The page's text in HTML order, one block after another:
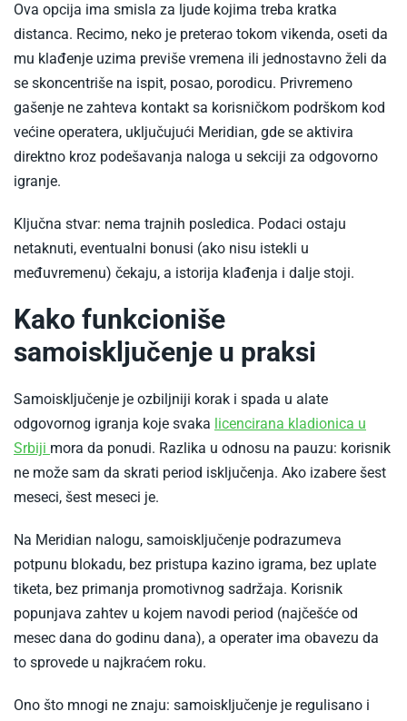
Ova opcija ima smisla za ljude kojima treba kratka
distanca. Recimo, neko je preterao tokom vikenda, oseti da
mu klađenje uzima previše vremena ili jednostavno želi da
se skoncentriše na ispit, posao, porodicu. Privremeno
gašenje ne zahteva kontakt sa korisničkom podrškom kod
većine operatera, uključujući Meridian, gde se aktivira
direktno kroz podešavanja naloga u sekciji za odgovorno
igranje.
Ključna stvar: nema trajnih posledica. Podaci ostaju
netaknuti, eventualni bonusi (ako nisu istekli u
međuvremenu) čekaju, a istorija klađenja i dalje stoji.
Kako funkcioniše
samoisključenje u praksi
Samoisključenje je ozbiljniji korak i spada u alate
odgovornog igranja koje svaka licencirana kladionica u
Srbiji -
Online
kladionice
licencom
u
srbiji
mora da ponudi. Razlika u odnosu na pauzu: korisnik
ne može sam da skrati period isključenja. Ako izabere šest
meseci, šest meseci je.
Na Meridian nalogu, samoisključenje podrazumeva
potpunu blokadu, bez pristupa kazino igrama, bez uplate
tiketa, bez primanja promotivnog sadržaja. Korisnik
popunjava zahtev u kojem navodi period (najčešće od
mesec dana do godinu dana), a operater ima obavezu da
to sprovede u najkraćem roku.
Ono što mnogi ne znaju: samoisključenje je regulisano i